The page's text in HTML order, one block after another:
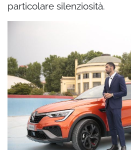
particolare silenziosità.